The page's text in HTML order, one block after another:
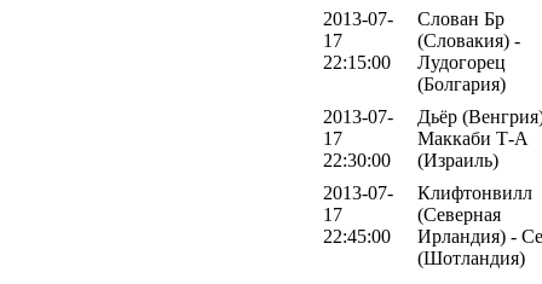
2013-07-
17
22:15:00
Слован Бр
(Словакия) -
Лудогорец
(Болгария)
2013-07-
17
22:30:00
Дьёр
Маккаби Т-А
(Израиль)
2013-07-
17
22:45:00
Клифтонвилл
(Северная
Ирландия) -
(Шотландия)